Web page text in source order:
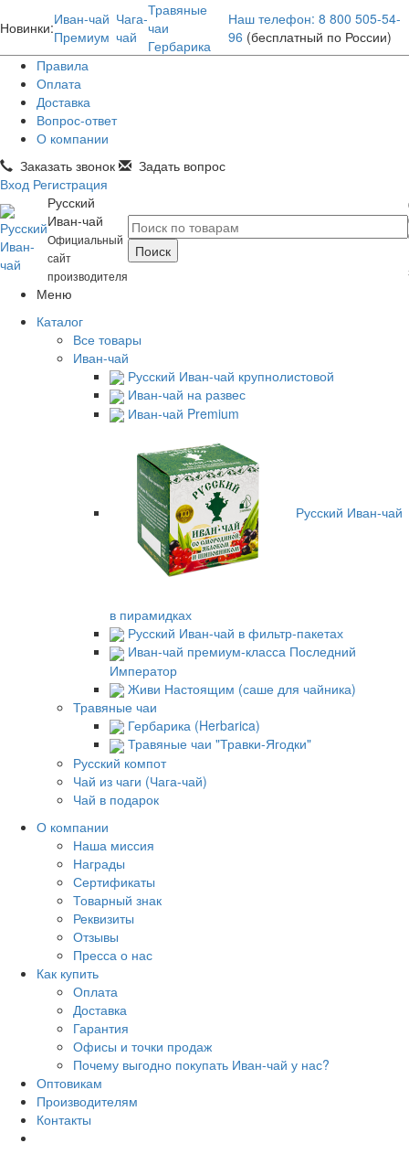
Новинки:Иван-чай
Премиум
Чага-
чай
Травяные
чаи
Гербарика
Наш телефон: 8 800 505-54-
96 (бесплатный по России)
Правила
Оплата
Доставка
Вопрос-ответ
О компании
Заказать звонок
Задать вопрос
Вход Регистрация
Русский
Иван-чай
Официальный
сайт
производителя
Меню
Каталог
Все товары
Иван-чай
Русский Иван-чай крупнолистовой
Иван-чай на развес
Иван-чай Premium
Русский Иван-чай
в пирамидках
Русский Иван-чай в фильтр-пакетах
Иван-чай премиум-класса Последний
Император
Живи Настоящим (саше для чайника)
Травяные чаи
Гербарика (Herbarica)
Травяные чаи "Травки-Ягодки"
Русский компот
Чай из чаги (Чага-чай)
Чай в подарок
О компании
Наша миссия
Награды
Сертификаты
Товарный знак
Реквизиты
Отзывы
Пресса о нас
Как купить
Оплата
Доставка
Гарантия
Офисы и точки продаж
Почему выгодно покупать Иван-чай у нас?
Оптовикам
Производителям
Контакты